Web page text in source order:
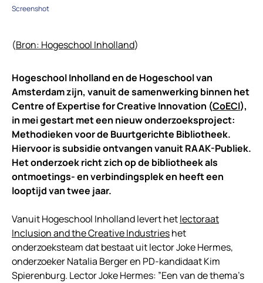
Screenshot
(Bron: Hogeschool Inholland)
Hogeschool Inholland en de Hogeschool van
Amsterdam zijn, vanuit de samenwerking binnen het
Centre of Expertise for Creative Innovation (CoECI),
in mei gestart met een nieuw onderzoeksproject:
Methodieken voor de Buurtgerichte Bibliotheek.
Hiervoor is subsidie ontvangen vanuit RAAK-Publiek.
Het onderzoek richt zich op de bibliotheek als
ontmoetings- en verbindingsplek en heeft een
looptijd van twee jaar.
Vanuit Hogeschool Inholland levert hetlectoraat
Inclusion and the Creative Industrieshet
onderzoeksteam dat bestaat uit lector Joke Hermes,
onderzoeker Natalia Berger en PD-kandidaat Kim
Spierenburg. Lector Joke Hermes: ”Een van de thema’s